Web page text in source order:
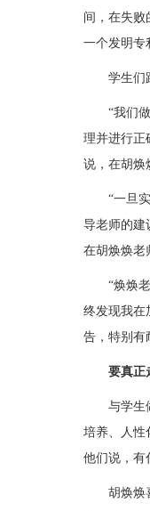
间，在失败
一个发明专
学生们
“我们
理并进行正
说，在胡焕
“一旦
导老师的建
在胡焕焕老
“焕焕
终发现我在
告，特别有
要真正
与学生
培养、人性
他们说，有
胡焕焕